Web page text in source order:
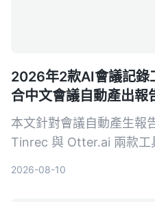
2026年2款AI會議記錄
合中文會議自動產出報
本文針對會議自動產生報
Tinrec 與 Otter.ai 兩款工
2026-08-10